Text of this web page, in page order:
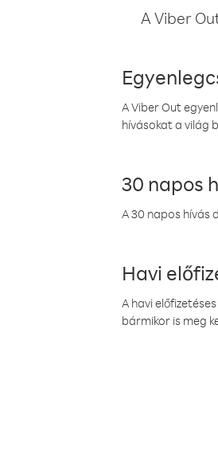
A Viber
A Viber Out
hívásokat a világ
30 napos
A 30 napos hívás
Havi
A havi
bármikor is meg